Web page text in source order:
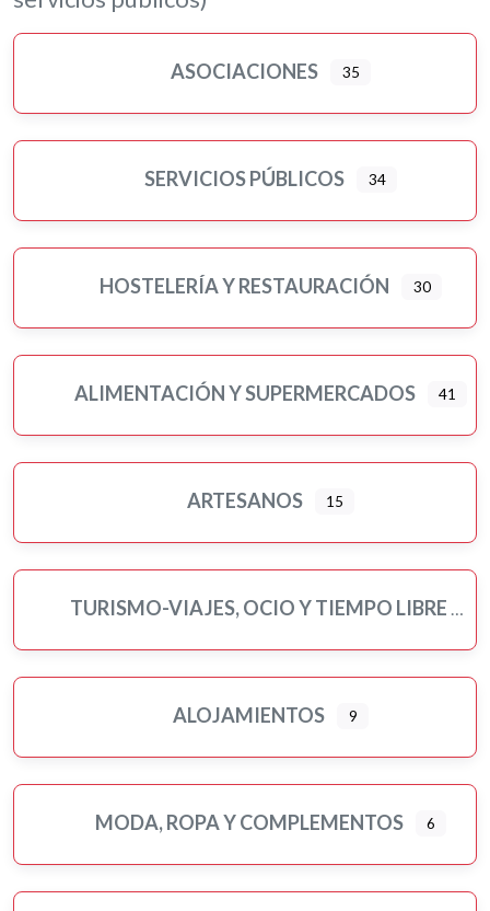
Loterías
Murales artísticos
Ópticas
Peluquerías, belleza y estética
Psicología
Servicios públicos
Tatuajes
Veterinarios/as y mascotas
Yoga
ASOCIACIONES 35
SERVICIOS PÚBLICOS 34
HOSTELERÍA Y RESTAURACIÓN 30
ALIMENTACIÓN Y SUPERMERCADOS 41
ARTESANOS 15
TURISMO-VIAJES, OCIO Y TIEMPO LIBRE
ALOJAMIENTOS 9
MODA, ROPA Y COMPLEMENTOS 6